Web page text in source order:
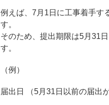
例えば、7月1日に工事着手す
す。
そのため、提出期限は5月31
す。
（例）
届出日 （5月31日以前の届出が